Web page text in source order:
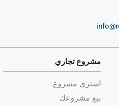
مشروع تجاري
اشتري مشروع
بيع مشروعك